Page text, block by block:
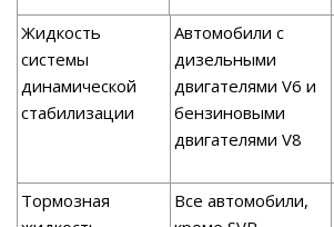
Жидкость
системы
динамической
стабилизации
Автомобили с
дизельными
двигателями V6 и
бензиновыми
двигателями V8
Тормозная
Все автомобили,